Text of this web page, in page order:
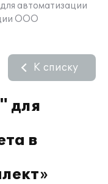
автоматизации
ООО
для
в
К списку